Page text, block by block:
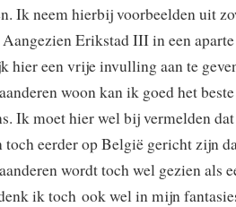
Ik neem hierbij voorbeelden uit
Erikstad III in een
hier een vrije invulling aan te
woon kan ik goed het
Ik moet hier wel bij vermelden
toch eerder op België gericht zijn
wordt toch wel gezien als
ik toch ook wel in mijn